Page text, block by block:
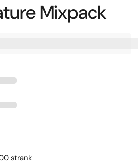
Mixpack
strank